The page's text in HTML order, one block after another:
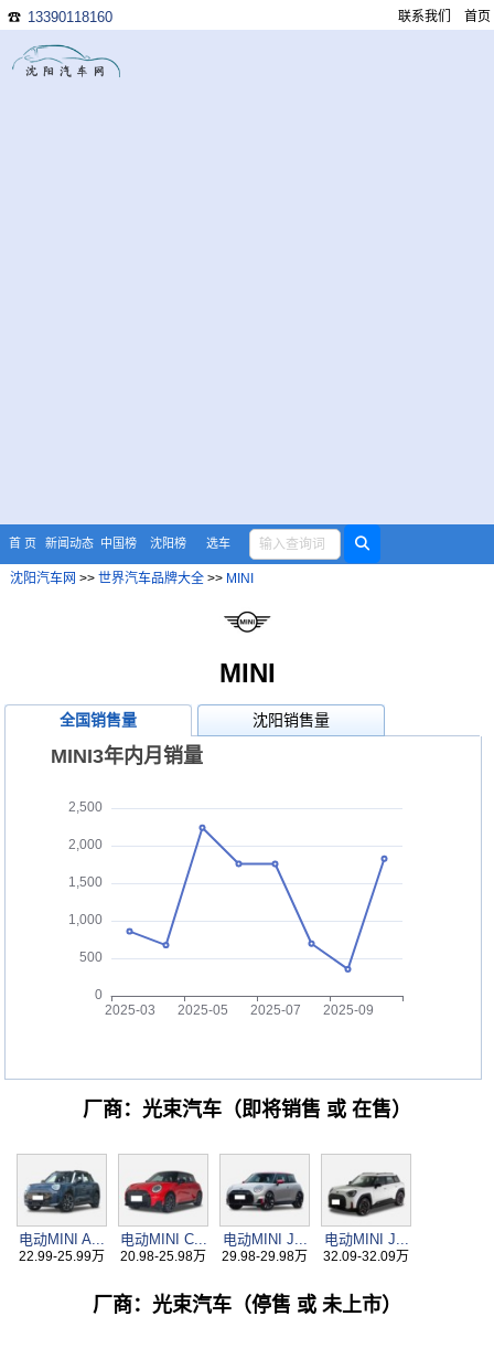
☎ 13390118160 首页
联系我们
首 页 新闻动态 中国榜 沈阳榜 选车
沈阳汽车网 >> 世界汽车品牌大全>> MINI
MINI
全国销售量 沈阳销售量
厂商：光束汽车（即将销售 或 在售）
电动MINI A...
22.99-25.99万
电动MINI C...
20.98-25.98万
电动MINI J...
29.98-29.98万
电动MINI J...
32.09-32.09万
厂商：光束汽车（停售 或 未上市）